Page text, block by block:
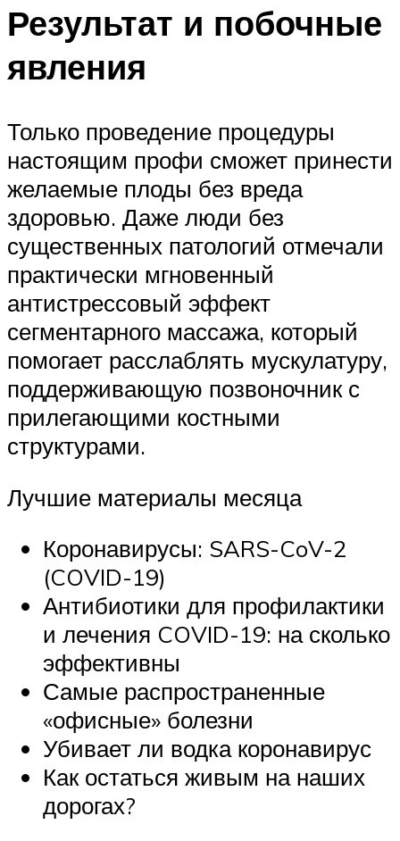
Результат и побочные
явления
Только проведение процедуры
настоящим профи сможет принести
желаемые плоды без вреда
здоровью. Даже люди без
существенных патологий отмечали
практически мгновенный
антистрессовый эффект
сегментарного массажа, который
помогает расслаблять мускулатуру,
поддерживающую позвоночник с
прилегающими костными
структурами.
Лучшие материалы месяца
Коронавирусы: SARS-CoV-2
(COVID-19)
Антибиотики для профилактики
и лечения COVID-19: на сколько
эффективны
Самые распространенные
«офисные» болезни
Убивает ли водка коронавирус
Как остаться живым на наших
дорогах?